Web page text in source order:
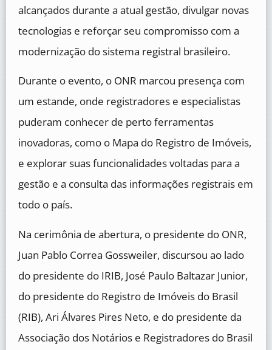
alcançados durante a atual gestão, divulgar novas
tecnologias e reforçar seu compromisso com a
modernização do sistema registral brasileiro.
Durante o evento, o ONR marcou presença com
um estande, onde registradores e especialistas
puderam conhecer de perto ferramentas
inovadoras, como o Mapa do Registro de Imóveis,
e explorar suas funcionalidades voltadas para a
gestão e a consulta das informações registrais em
todo o país.
Na cerimônia de abertura, o presidente do ONR,
Juan Pablo Correa Gossweiler, discursou ao lado
do presidente do IRIB, José Paulo Baltazar Junior,
do presidente do Registro de Imóveis do Brasil
(RIB), Ari Álvares Pires Neto, e do presidente da
Associação dos Notários e Registradores do Brasil